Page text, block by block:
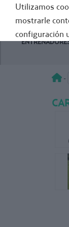
-
Utilizamos
mostrarle
configuración